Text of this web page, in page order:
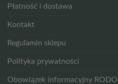
Płatność i dostawa
Kontakt
Regulamin sklepu
Polityka prywatności
Obowiązek informacyjny RODO